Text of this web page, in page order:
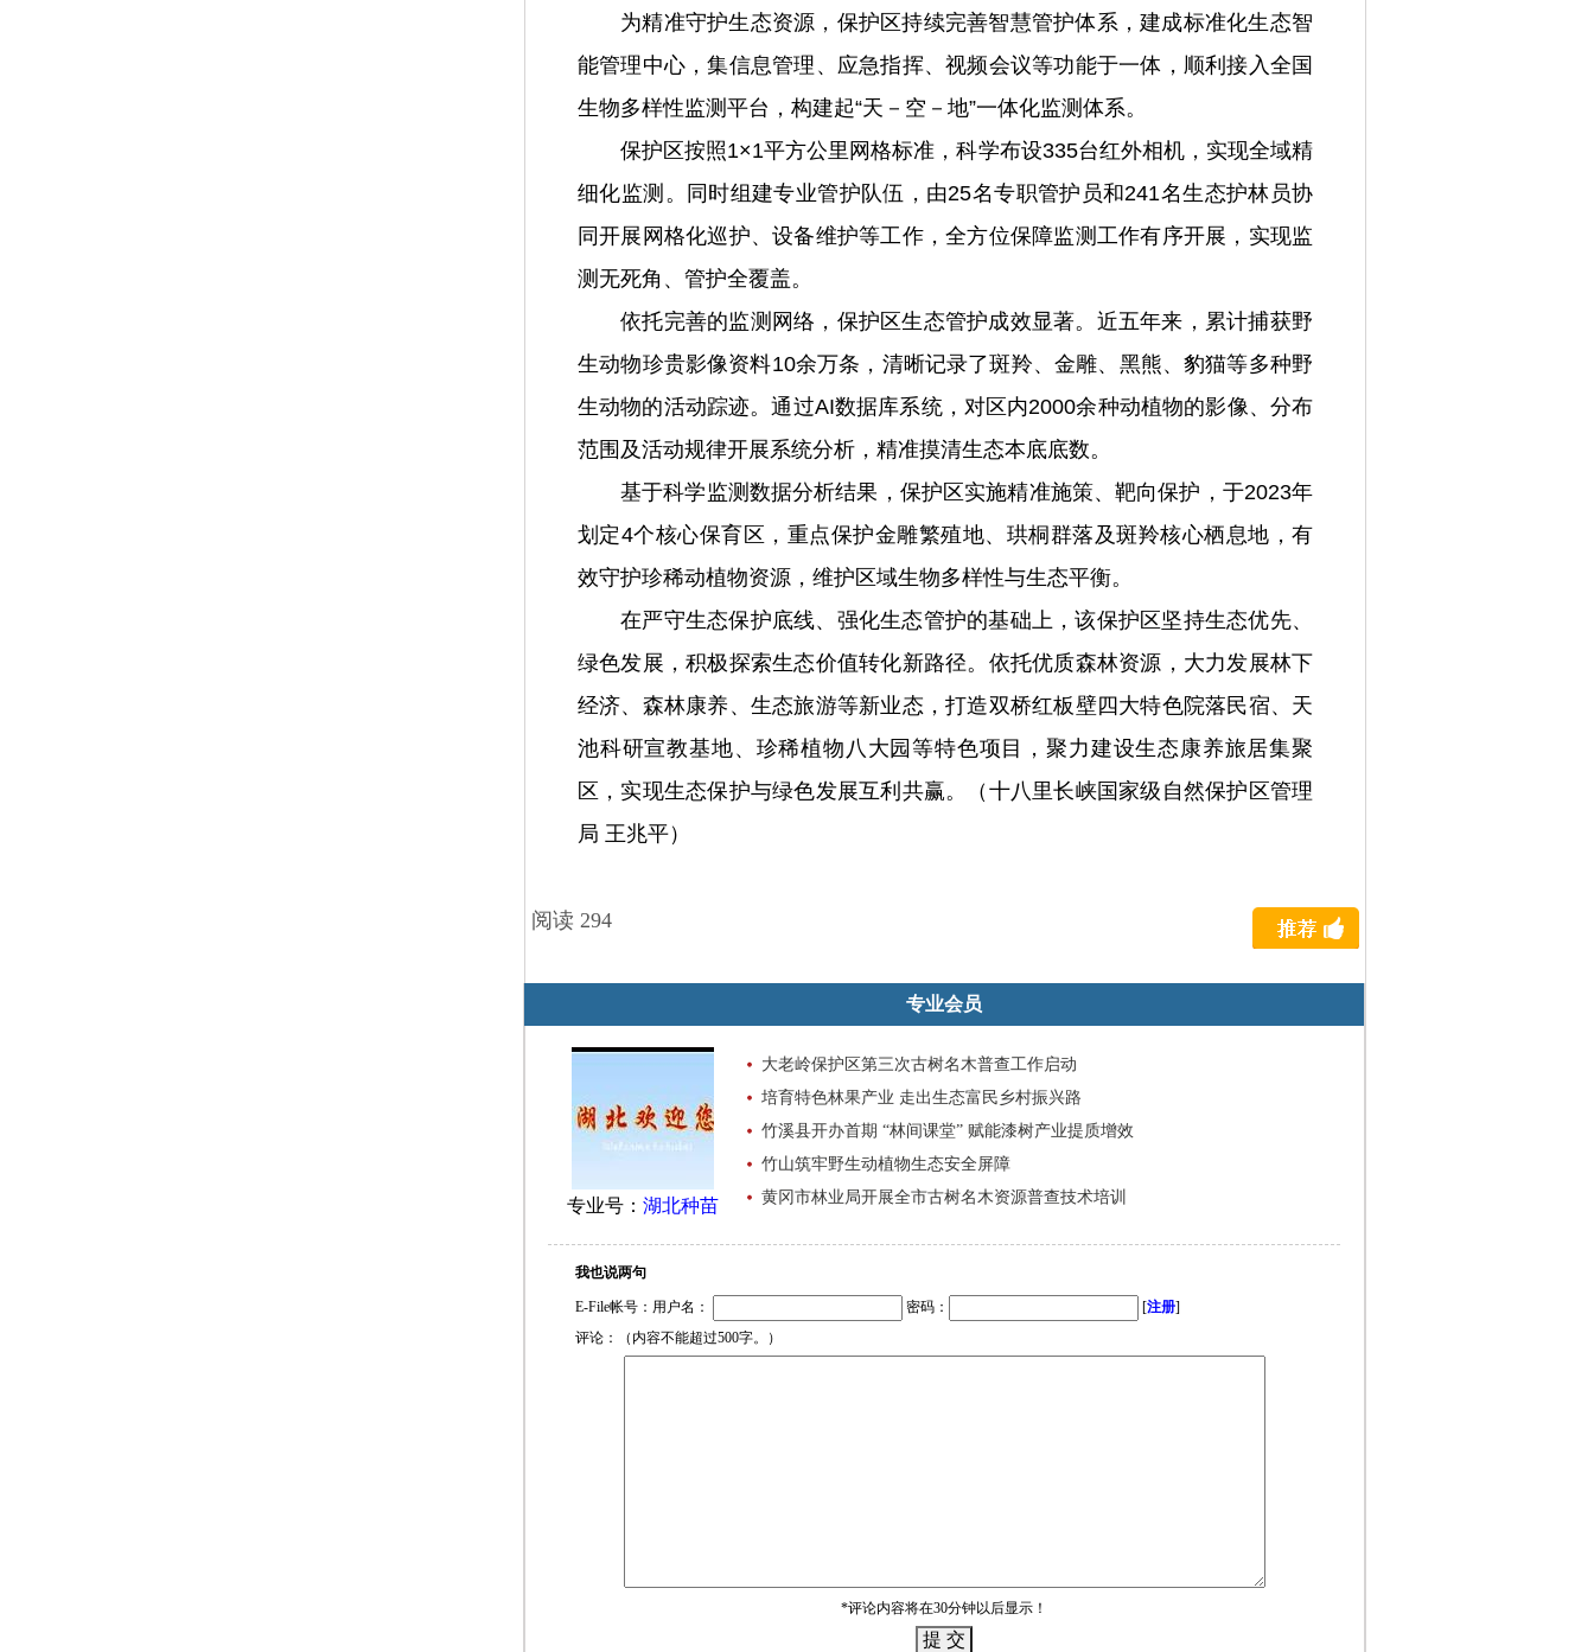
为精准守护生态资源，保护区持续完善智慧管护体系，建成标准化生态智
能管理中心，集信息管理、应急指挥、视频会议等功能于一体，顺利接入全国
生物多样性监测平台，构建起“天－空－地”一体化监测体系。
保护区按照1×1平方公里网格标准，科学布设335台红外相机，实现全域精
细化监测。同时组建专业管护队伍，由25名专职管护员和241名生态护林员协
同开展网格化巡护、设备维护等工作，全方位保障监测工作有序开展，实现监
测无死角、管护全覆盖。
依托完善的监测网络，保护区生态管护成效显著。近五年来，累计捕获野
生动物珍贵影像资料10余万条，清晰记录了斑羚、金雕、黑熊、豹猫等多种野
生动物的活动踪迹。通过AI数据库系统，对区内2000余种动植物的影像、分布
范围及活动规律开展系统分析，精准摸清生态本底底数。
基于科学监测数据分析结果，保护区实施精准施策、靶向保护，于2023年
划定4个核心保育区，重点保护金雕繁殖地、珙桐群落及斑羚核心栖息地，有
效守护珍稀动植物资源，维护区域生物多样性与生态平衡。
在严守生态保护底线、强化生态管护的基础上，该保护区坚持生态优先、
绿色发展，积极探索生态价值转化新路径。依托优质森林资源，大力发展林下
经济、森林康养、生态旅游等新业态，打造双桥红板壁四大特色院落民宿、天
池科研宣教基地、珍稀植物八大园等特色项目，聚力建设生态康养旅居集聚
区，实现生态保护与绿色发展互利共赢。（十八里长峡国家级自然保护区管理
局 王兆平）
阅读 294
专业会员
专业号： 湖北种苗
大老岭保护区第三次古树名木普查工作启动
培育特色林果产业 走出生态富民乡村振兴路
竹溪县开办首期 “林间课堂” 赋能漆树产业提质增效
竹山筑牢野生动植物生态安全屏障
黄冈市林业局开展全市古树名木资源普查技术培训
我也说两句
E-File帐号：用户名： 密码： [注册]
评论：（内容不能超过500字。）
*评论内容将在30分钟以后显示！